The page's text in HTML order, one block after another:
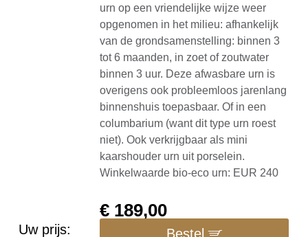
urn op een vriendelijke wijze weer
opgenomen in het milieu: afhankelijk
van de grondsamenstelling: binnen 3
tot 6 maanden, in zoet of zoutwater
binnen 3 uur. Deze afwasbare urn is
overigens ook probleemloos jarenlang
binnenshuis toepasbaar. Of in een
columbarium (want dit type urn roest
niet). Ook verkrijgbaar als mini
kaarshouder urn uit porselein.
Winkelwaarde bio-eco urn: EUR 240
Uw prijs:
€ 189,00
Bestel